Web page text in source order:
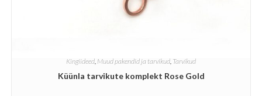
Kingiideed, Muud pakendid ja tarvikud, Tarvikud
Küünla tarvikute komplekt Rose Gold